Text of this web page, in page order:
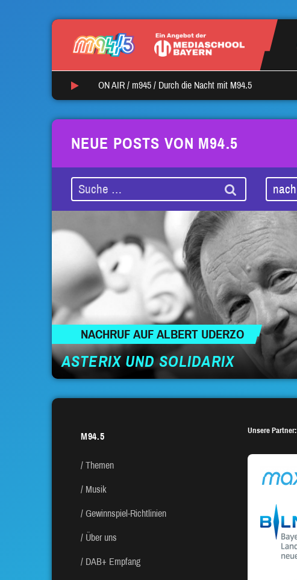
ON AIR / m945 / Durch die Nacht mit M94.5
NEUE POSTS VON M94.5
NACHRUF AUF ALBERT UDERZO
ASTERIX UND SOLIDARIX
M94.5
Themen
Musik
Gewinnspiel-Richtlinien
Über uns
DAB+ Empfang
Unsere Partner: